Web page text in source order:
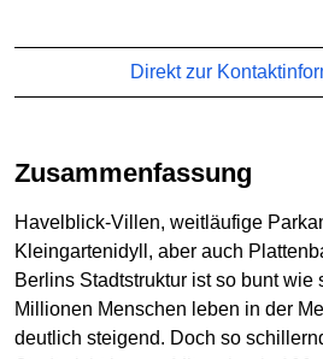
Direkt zur
Zusammenfassung
Havelblick-Villen, weitläufige
Kleingartenidyll, aber auch
Berlins Stadtstruktur ist so bunt wie
Millionen Menschen leben in der
deutlich steigend. Doch so